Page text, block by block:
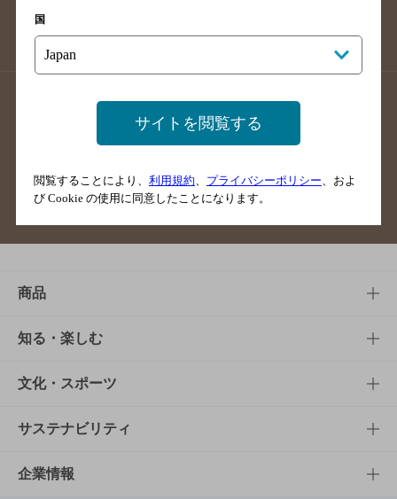
沖縄県のバー検索
店舗登録方法のご案内
店舗情報更新方法のご案内
掲載店舗様ログイン
ご意見・ご感想
商品
商品TOP
商品一覧
商品発売情報
栄養成分一覧
知る・楽しむ
知る・楽しむTOP
キャンペーン
工場見学
文化・スポーツ
文化・スポーツTOP
サントリーホール
サステナビリティ
サステナビリティTOP
企業情報
国
サイトを閲覧する
閲覧することにより、 利用規約 プライバシーポリシー 、およ
び Cookie の使用に同意したことになります。